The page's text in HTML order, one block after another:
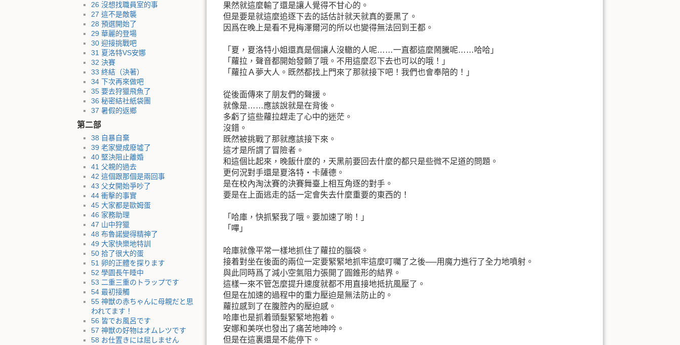
26 沒想找職員室的事
27 這不是敵襲
28 預選開始了
29 華麗的登場
30 迎接挑戰吧
31 夏洛特VS安娜
32 決賽
33 終結（決著）
34 下次再來做吧
35 要去狩獵飛魚了
36 秘密結社紙袋團
37 暑假的返鄉
第二部
38 自暴自棄
39 老家變成廢墟了
40 堅決阻止離婚
41 父親的過去
42 這個跟那個是兩回事
43 父女開始爭吵了
44 衝擊的事實
45 大家都是歐姆蛋
46 家務助理
47 山中狩獵
48 布魯諾變得精神了
49 大家快樂地特訓
50 拾了很大的蛋
51 卵的正體を探ります
52 學園長午睡中
53 二重三重のトラップです
54 最初接觸
55 神獣の赤ちゃんに母親だと思
われてます！
56 皆でお風呂です
57 神獣の好物はオムレツです
58 お仕置きには屈しません
果然就這麼輸了還是讓人覺得不甘心的。
但是要是就這麼追逐下去的話估計就天就真的要黑了。
因爲在晚上是看不見梅澤爾河的所以也變得無法回到王都。
「夏，夏洛特小姐還真是個讓人沒轍的人呢……一直都這麼鬧騰呢……哈哈」
「蘿拉，聲音都開始發顫了哦。不用這麼忍下去也可以的哦！」
「蘿拉Ａ夢大人。既然都找上門來了那就接下吧！我們也會奉陪的！」
從後面傳來了朋友們的聲援。
就像是……應該說就是在背後。
多虧了這些蘿拉趕走了心中的迷茫。
沒錯。
既然被挑戰了那就應該接下來。
這才是所謂了冒險者。
和這個比起來，晚飯什麼的，天黑前要回去什麼的都只是些微不足道的問題。
更何況對手還是夏洛特‧卡薩德。
是在校內淘汰賽的決賽舞臺上相互角逐的對手。
要是在上面逃走的話一定會失去什麼重要的東西的！
「哈庫，快抓緊我了哦。要加速了喲！」
「嗶」
哈庫就像平常一樣地抓住了蘿拉的腦袋。
接着對坐在後面的兩位一定要緊緊地抓牢這麼叮囑了之後──用魔力進行了全力地噴射。
與此同時爲了減小空氣阻力張開了圓錐形的結界。
這樣一來不管怎麼提升速度就都不用直接地抵抗風壓了。
但是在加速的過程中的重力壓迫是無法防止的。
蘿拉感到了在腹腔內的壓迫感。
哈庫也是抓着頭髮緊緊地抱着。
安娜和美咲也發出了痛苦地呻吟。
但是在這裏還是不能停下。